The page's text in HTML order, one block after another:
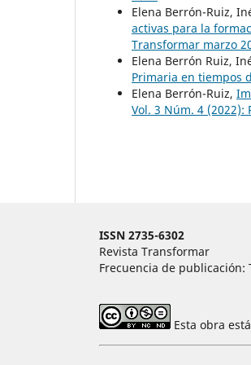
Elena Berrón-Ruiz,
activas para la
Transformar marzo
Elena Berrón Ruiz,
Primaria en tiempos
Elena Berrón-Ruiz,
Vol. 3 Núm. 4
ISSN 2735-6302
Revista Transformar
Frecuencia de publicación:
Esta obra